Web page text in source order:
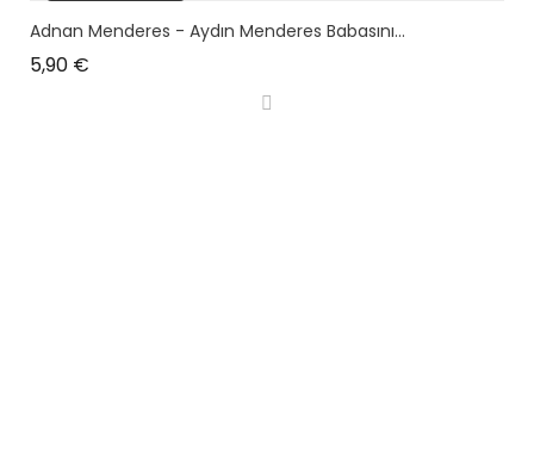
Adnan Menderes - Aydın Menderes Babasını...
5,90 €